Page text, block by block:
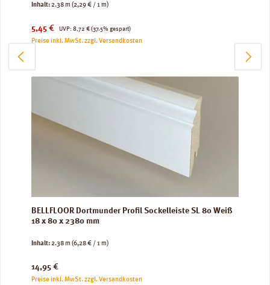
Inhalt:2.38 m (2,29 € / 1 m)
Verkaufspreis:
5,45 € UVP:
Regulärer Preis:
8,72 € (37.5% gespart)
Preise inkl. MwSt. zzgl. Versandkosten
BELLFLOOR Dortmunder Profil Sockelleiste SL 80 Weiß
18 x 80 x 2380 mm
Inhalt:2.38 m (6,28 € / 1 m)
Regulärer Preis:
14,95 €
Preise inkl. MwSt. zzgl. Versandkosten